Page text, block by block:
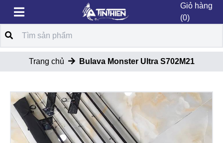
Giỏ hàng
(0)
Trang chủ Bulava Monster Ultra S702M21